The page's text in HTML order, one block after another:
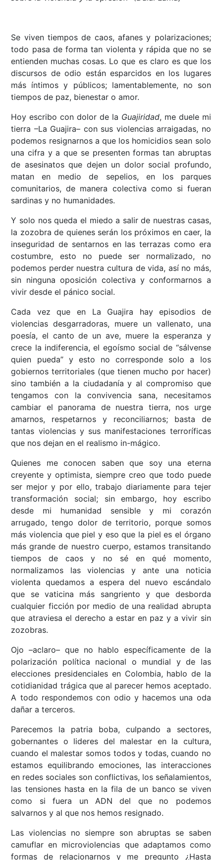
Se viven tiempos de caos, afanes y polarizaciones;
todo pasa de forma tan violenta y rápida que no se
entienden muchas cosas. Lo que es claro es que los
discursos de odio están esparcidos en los lugares
más íntimos y públicos; lamentablemente, no son
tiempos de paz, bienestar o amor.
Hoy escribo con dolor de la Guajiridad, me duele mi
tierra –La Guajira– con sus violencias arraigadas, no
podemos resignarnos a que los homicidios sean solo
una cifra y a que se presenten formas tan abruptas
de asesinatos que dejen un dolor social profundo,
matan en medio de sepelios, en los parques
comunitarios, de manera colectiva como si fueran
sardinas y no humanidades.
Y solo nos queda el miedo a salir de nuestras casas,
la zozobra de quienes serán los próximos en caer, la
inseguridad de sentarnos en las terrazas como era
costumbre, esto no puede ser normalizado, no
podemos perder nuestra cultura de vida, así no más,
sin ninguna oposición colectiva y conformarnos a
vivir desde el pánico social.
Cada vez que en La Guajira hay episodios de
violencias desgarradoras, muere un vallenato, una
poesía, el canto de un ave, muere la esperanza y
crece la indiferencia, el egoísmo social de “sálvense
quien pueda” y esto no corresponde solo a los
gobiernos territoriales (que tienen mucho por hacer)
sino también a la ciudadanía y al compromiso que
tengamos con la convivencia sana, necesitamos
cambiar el panorama de nuestra tierra, nos urge
amarnos, respetarnos y reconciliarnos; basta de
tantas violencias y sus manifestaciones terroríficas
que nos dejan en el realismo in-mágico.
Quienes me conocen saben que soy una eterna
creyente y optimista, siempre creo que todo puede
ser mejor y por ello, trabajo diariamente para tejer
transformación social; sin embargo, hoy escribo
desde mi humanidad sensible y mi corazón
arrugado, tengo dolor de territorio, porque somos
más violencia que piel y eso que la piel es el órgano
más grande de nuestro cuerpo, estamos transitando
tiempos de caos y no sé en qué momento,
normalizamos las violencias y ante una noticia
violenta quedamos a espera del nuevo escándalo
que se vaticina más sangriento y que desborda
cualquier ficción por medio de una realidad abrupta
que atraviesa el derecho a estar en paz y a vivir sin
zozobras.
Ojo –aclaro– que no hablo específicamente de la
polarización política nacional o mundial y de las
elecciones presidenciales en Colombia, hablo de la
cotidianidad trágica que al parecer hemos aceptado.
A todo respondemos con odio y hacemos una oda
dañar a terceros.
Parecemos la patria boba, culpando a sectores,
gobernantes o lideres del malestar en la cultura,
cuando el malestar somos todos y todas, cuando no
estamos equilibrando emociones, las interacciones
en redes sociales son conflictivas, los señalamientos,
las tensiones hasta en la fila de un banco se viven
como si fuera un ADN del que no podemos
salvarnos y al que nos hemos resignado.
Las violencias no siempre son abruptas se saben
camuflar en microviolencias que adaptamos como
formas de relacionarnos y me pregunto ¿Hasta